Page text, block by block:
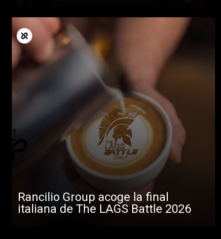
Rancilio Group acoge la final
italiana de The LAGS Battle 2026